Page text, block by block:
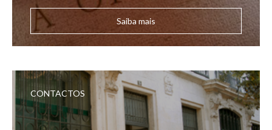
Saiba mais
CONTACTOS